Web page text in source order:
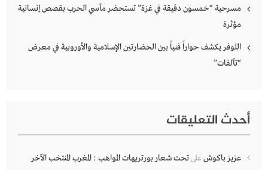
مسرحية “خمسون دقيقة في غزة” تستحضر مآسي الحرب بقصص إنسانية
مؤثرة
اللوفر يكشف حواراً فنياً بين الحضارتين الإسلامية والأوروبية في معرض
“تآلفات”
أحدث التعليقات
عزيز باكوش علىتحت شعار بورتريهات المواهب : المغرب المنتخب الآخر